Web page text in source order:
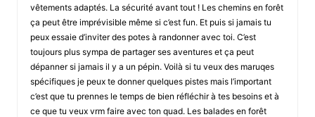
vêtements adaptés. La sécurité avant tout ! Les chemins en forêt
ça peut être imprévisible même si c’est fun. Et puis si jamais tu
peux essaie d’inviter des potes à randonner avec toi. C’est
toujours plus sympa de partager ses aventures et ça peut
dépanner si jamais il y a un pépin. Voilà si tu veux des maruqes
spécifiques je peux te donner quelques pistes mais l’important
c’est que tu prennes le temps de bien réfléchir à tes besoins et à
ce que tu veux vrm faire avec ton quad. Les balades en forêt